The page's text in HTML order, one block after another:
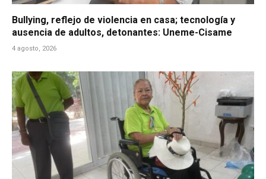
Bullying, reflejo de violencia en casa; tecnología y
ausencia de adultos, detonantes: Uneme-Cisame
4 agosto, 2026